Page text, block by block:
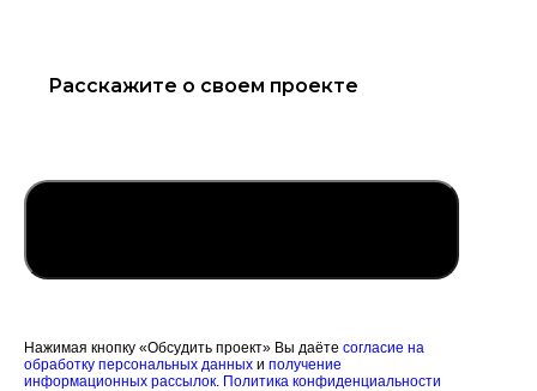
Нажимая кнопку «Обсудить проект» Вы даёте согласие на
обработку персональных данных и получение
информационных рассылок Политика конфиденциальности